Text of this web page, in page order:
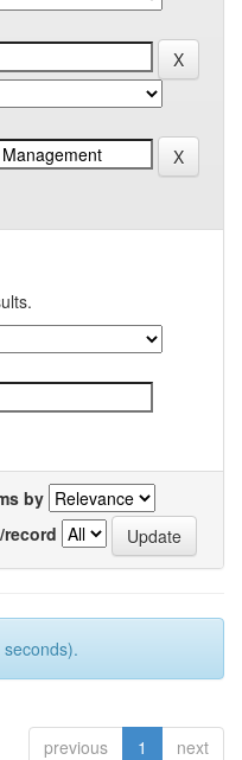
by
previous 1 next